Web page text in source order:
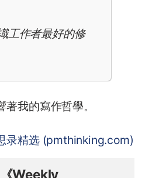
工作者最好的修
我的寫作哲學。
录精选 (pmthinking.com)
Weekly